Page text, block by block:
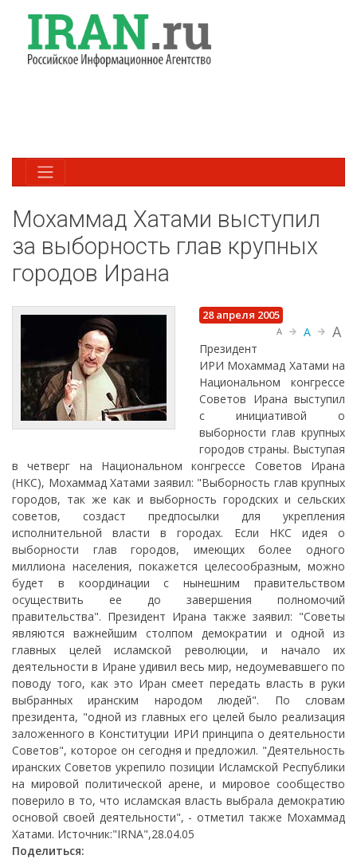
Мохаммад Хатами выступил
за выборность глав крупных
городов Ирана
28 апреля 2005
A A A
Президент
ИРИ Мохаммад Хатами на
Национальном конгрессе
Советов Ирана выступил
с инициативой о
выборности глав крупных
городов страны. Выступая
в четверг на Национальном конгрессе Советов Ирана
(НКС), Мохаммад Хатами заявил: "Выборность глав крупных
городов, так же как и выборность городских и сельских
советов, создаст предпосылки для укрепления
исполнительной власти в городах. Если НКС идея о
выборности глав городов, имеющих более одного
миллиона населения, покажется целесообразным, можно
будет в координации с нынешним правительством
осуществить ее до завершения полномочий
правительства". Президент Ирана также заявил: "Советы
являются важнейшим столпом демократии и одной из
главных целей исламской революции, и начало их
деятельности в Иране удивил весь мир, недоумевавшего по
поводу того, как это Иран смеет передать власть в руки
выбранных иранским народом людей". По словам
президента, "одной из главных его целей было реализация
заложенного в Конституции ИРИ принципа о деятельности
Советов", которое он сегодня и предложил. "Деятельность
иранских Советов укрепило позиции Исламской Республики
на мировой политической арене, и мировое сообщество
поверило в то, что исламская власть выбрала демократию
основой своей деятельности", - отметил также Мохаммад
Хатами. Источник:"IRNA",28.04.05
Поделиться: